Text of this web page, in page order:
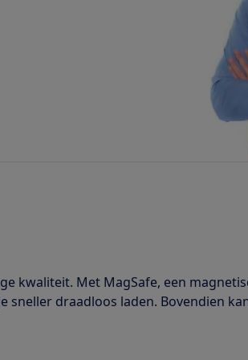
kwaliteit. Met MagSafe, een
sneller draadloos laden. Bovendien